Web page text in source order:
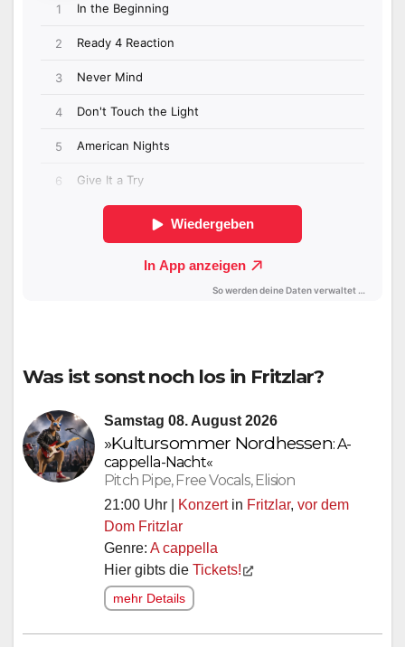
Was ist sonst noch los in Fritzlar?
Samstag 08. August 2026
»Kultursommer Nordhessen: A-
cappella-Nacht«
Pitch Pipe, Free Vocals, Elision
21:00 Uhr | Konzertin Fritzlar, vor dem
Dom Fritzlar
Genre: A cappella
Hier gibts die Tickets!
mehr Details